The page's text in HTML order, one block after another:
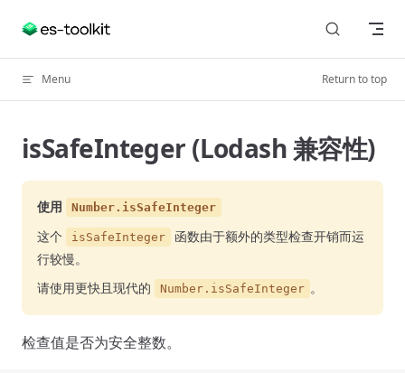
Skip to content
Menu Return to top
isSafeInteger (Lodash 兼容性)
使用 Number.isSafeInteger
这个 isSafeInteger
函数由于额外的类型检查开销而运
行较慢。
请使用更快且现代的
Number.isSafeInteger 。
检查值是否为安全整数。